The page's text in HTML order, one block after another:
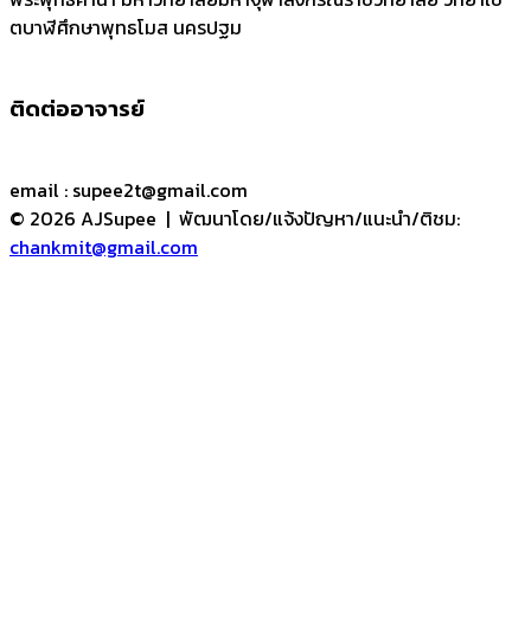
ตบาฬีศึกษาพุทธโมส นครปฐม
ติดต่ออาจารย์
email : supee2t@gmail.com
© 2026 AJSupee | พัฒนาโดย/แจ้งปัญหา/แนะนำ/ติชม:
chankmit@gmail.com